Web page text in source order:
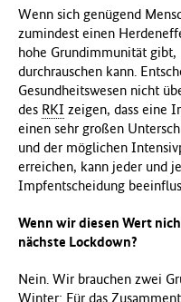
Wenn sich genügend
zumindest einen
hohe Grundimmunität gibt,
durchrauschen kann.
Gesundheitswesen nicht
des RKI zeigen, dass eine
einen sehr großen
und der möglichen
erreichen, kann jeder und
Impfentscheidung
Wenn wir diesen Wert
nächste Lockdown?
Nein. Wir brauchen zwei
Winter: Für das